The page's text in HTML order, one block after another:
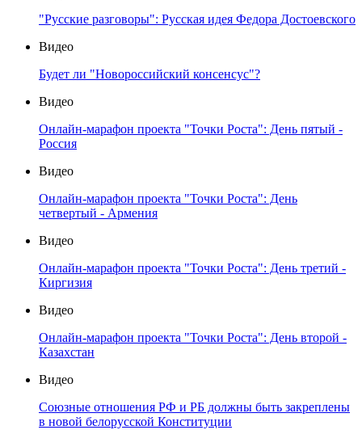
"Русские разговоры": Русская идея Федора Достоевского
Видео
Будет ли "Новороссийский консенсус"?
Видео
Онлайн-марафон проекта "Точки Роста": День пятый -
Россия
Видео
Онлайн-марафон проекта "Точки Роста": День
четвертый - Армения
Видео
Онлайн-марафон проекта "Точки Роста": День третий -
Киргизия
Видео
Онлайн-марафон проекта "Точки Роста": День второй -
Казахстан
Видео
Союзные отношения РФ и РБ должны быть закреплены
в новой белорусской Конституции